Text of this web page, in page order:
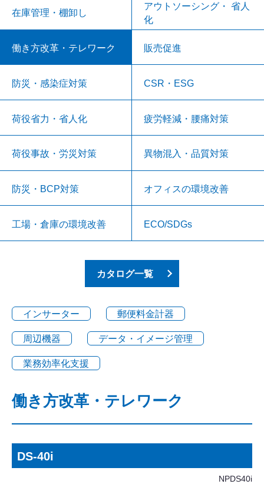
在庫管理・棚卸し
アウトソーシング・ 省人
化
働き方改革・テレワーク 販売促進
防災・感染症対策 CSR・ESG
荷役省力・省人化 疲労軽減・腰痛対策
荷役事故・労災対策 異物混入・品質対策
防災・BCP対策 オフィスの環境改善
工場・倉庫の環境改善 ECO/SDGs
カタログ一覧
インサーター 郵便料金計器
周辺機器 データ・イメージ管理
業務効率化支援
働き方改革・テレワーク
DS-40i
NPDS40i